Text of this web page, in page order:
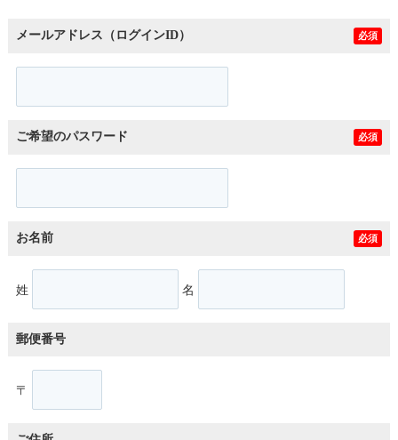
メールアドレス（ログインID） 必須
ご希望のパスワード 必須
お名前 必須
姓 名
郵便番号
〒